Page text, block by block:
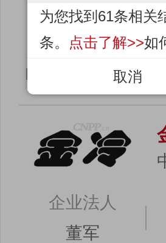
企业法人
KIM TAE HOON
企业法人
董军
为您找到61条相关
条。
点击了解>>如
取消